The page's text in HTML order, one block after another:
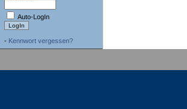
Auto-LogIn
- Kennwort vergessen?